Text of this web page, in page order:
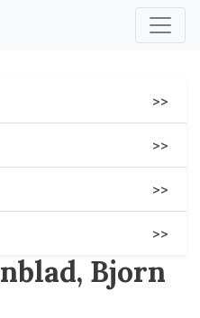
>>
>>
>>
>>
Bjorn